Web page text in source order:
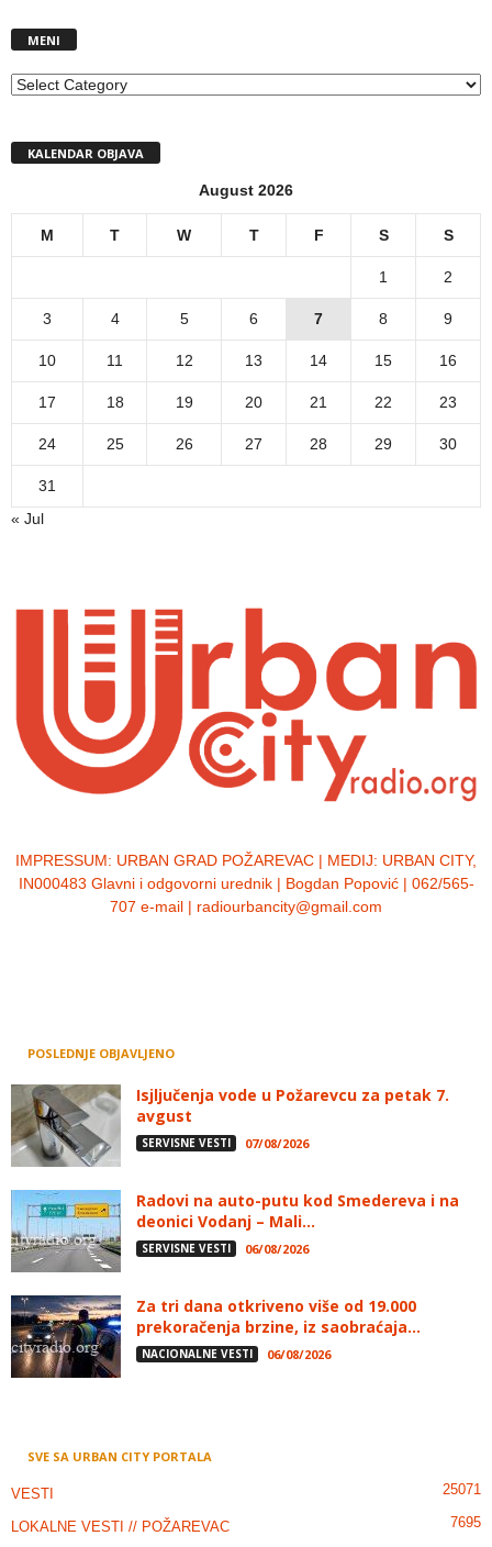
MENI
MENI
KALENDAR OBJAVA
August 2026
M T W T F S S
1 2
3 4 5 6 7 8 9
10 11 12 13 14 15 16
17 18 19 20 21 22 23
24 25 26 27 28 29 30
31
« Jul
IMPRESSUM: URBAN GRAD POŽAREVAC | MEDIJ: URBAN CITY,
IN000483 Glavni i odgovorni urednik | Bogdan Popović | 062/565-
707 e-mail | radiourbancity@gmail.com
POSLEDNJE OBJAVLJENO
Isjljučenja vode u Požarevcu za petak 7.
avgust
SERVISNE VESTI 07/08/2026
Radovi na auto-putu kod Smedereva i na
deonici Vodanj – Mali...
SERVISNE VESTI 06/08/2026
Za tri dana otkriveno više od 19.000
prekoračenja brzine, iz saobraćaja...
NACIONALNE VESTI 06/08/2026
SVE SA URBAN CITY PORTALA
VESTI 25071
LOKALNE VESTI // POŽAREVAC 7695